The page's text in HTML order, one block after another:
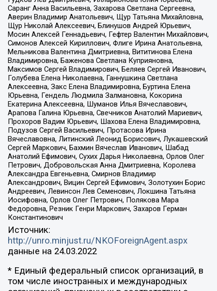
Саранг Анна Васильевна, Захарова Светлана Сергеевна,
Аверин Владимир Анатольевич, Щур Татьяна Михайловна,
Щур Николай Алексеевич, Блинушов Андрей Юрьевич,
Мосин Алексей Геннадьевич, Гефтер Валентин Михайлович,
Симонов Алексей Кириллович, Флиге Ирина Анатольевна,
Мельникова Валентина Дмитриевна, Вититинова Елена
Владимировна, Баженова Светлана Куприяновна,
Максимов Сергей Владимирович, Беляев Сергей Иванович,
Голубева Елена Николаевна, Ганнушкина Светлана
Алексеевна, Закс Елена Владимировна, Буртина Елена
Юрьевна, Гендель Людмила Залмановна, Кокорина
Екатерина Алексеевна, Шуманов Илья Вячеславович,
Арапова Галина Юрьевна, Свечников Анатолий Мариевич,
Прохоров Вадим Юрьевич, Шахова Елена Владимировна,
Подузов Сергей Васильевич, Протасова Ирина
Вячеславовна, Литинский Леонид Борисович, Лукашевский
Сергей Маркович, Бахмин Вячеслав Иванович, Шабад
Анатолий Ефимович, Сухих Дарья Николаевна, Орлов Олег
Петрович, Добровольская Анна Дмитриевна, Королева
Александра Евгеньевна, Смирнов Владимир
Александрович, Вицин Сергей Ефимович, Золотухин Борис
Андреевич, Левинсон Лев Семенович, Локшина Татьяна
Иосифовна, Орлов Олег Петрович, Полякова Мара
Федоровна, Резник Генри Маркович, Захаров Герман
Константинович
Источник:
http://unro.minjust.ru/NKOForeignAgent.aspx
данные на 24.03.2022
* Единый федеральный список организаций, в
том числе иностранных и международных